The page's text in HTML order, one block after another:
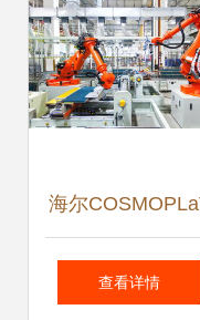
海尔
入选2018国家重点
查看详情